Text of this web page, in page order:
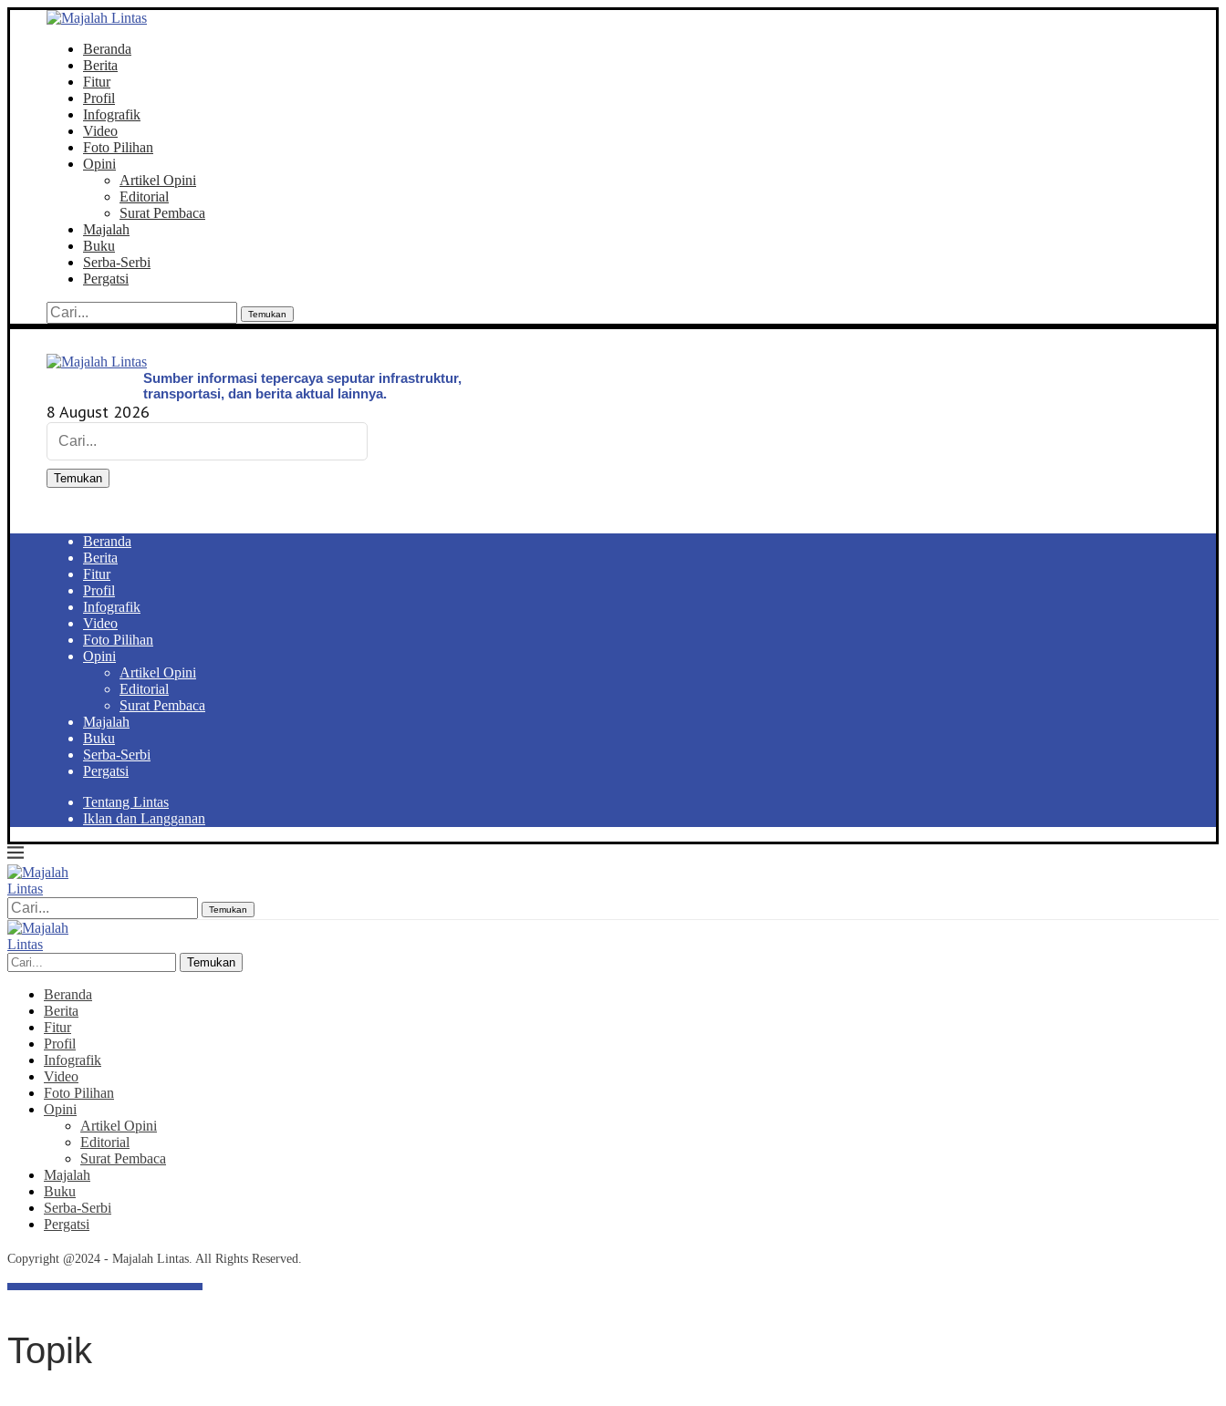
Beranda
Berita
Fitur
Profil
Infografik
Video
Foto Pilihan
Opini
Artikel Opini
Editorial
Surat Pembaca
Majalah
Buku
Serba-Serbi
Pergatsi
Temukan
Sumber informasi tepercaya seputar infrastruktur,
transportasi, dan berita aktual lainnya.
8 August 2026
Temukan
Beranda
Berita
Fitur
Profil
Infografik
Video
Foto Pilihan
Opini
Artikel Opini
Editorial
Surat Pembaca
Majalah
Buku
Serba-Serbi
Pergatsi
Tentang Lintas
Iklan dan Langganan
Temukan
Temukan
Beranda
Berita
Fitur
Profil
Infografik
Video
Foto Pilihan
Opini
Artikel Opini
Editorial
Surat Pembaca
Majalah
Buku
Serba-Serbi
Pergatsi
Copyright @2024 - Majalah Lintas. All Rights Reserved.
Topik